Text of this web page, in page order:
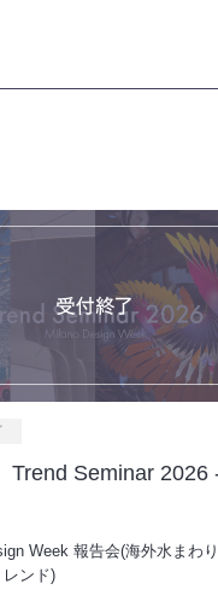
Trend Seminar 2026
Week 報告会(海外水まわ
レンド)